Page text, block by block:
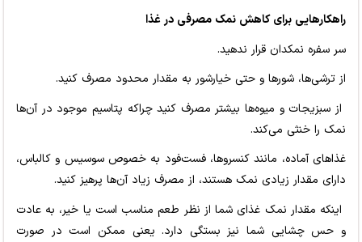
راهکارهایی برای کاهش نمک مصرفی در غذا
سر سفره نمکدان قرار ندهید.
از ترشی‌ها، شورها و حتی خیارشور به مقدار محدود مصرف کنید.
از سبزیجات و میوه‌ها بیشتر مصرف کنید چراکه پتاسیم موجود در آن‌ها
نمک را خنثی می‌کند.
غذاهای آماده، مانند کنسروها، فست‌فود به خصوص سوسیس و کالباس،
دارای مقدار زیادی نمک هستند، از مصرف زیاد آن‌ها پرهیز کنید.
اینکه مقدار نمک غذای شما از نظر طعم مناسب است یا خیر، به عادت
و حس چشایی شما نیز بستگی دارد. یعنی ممکن است در صورت